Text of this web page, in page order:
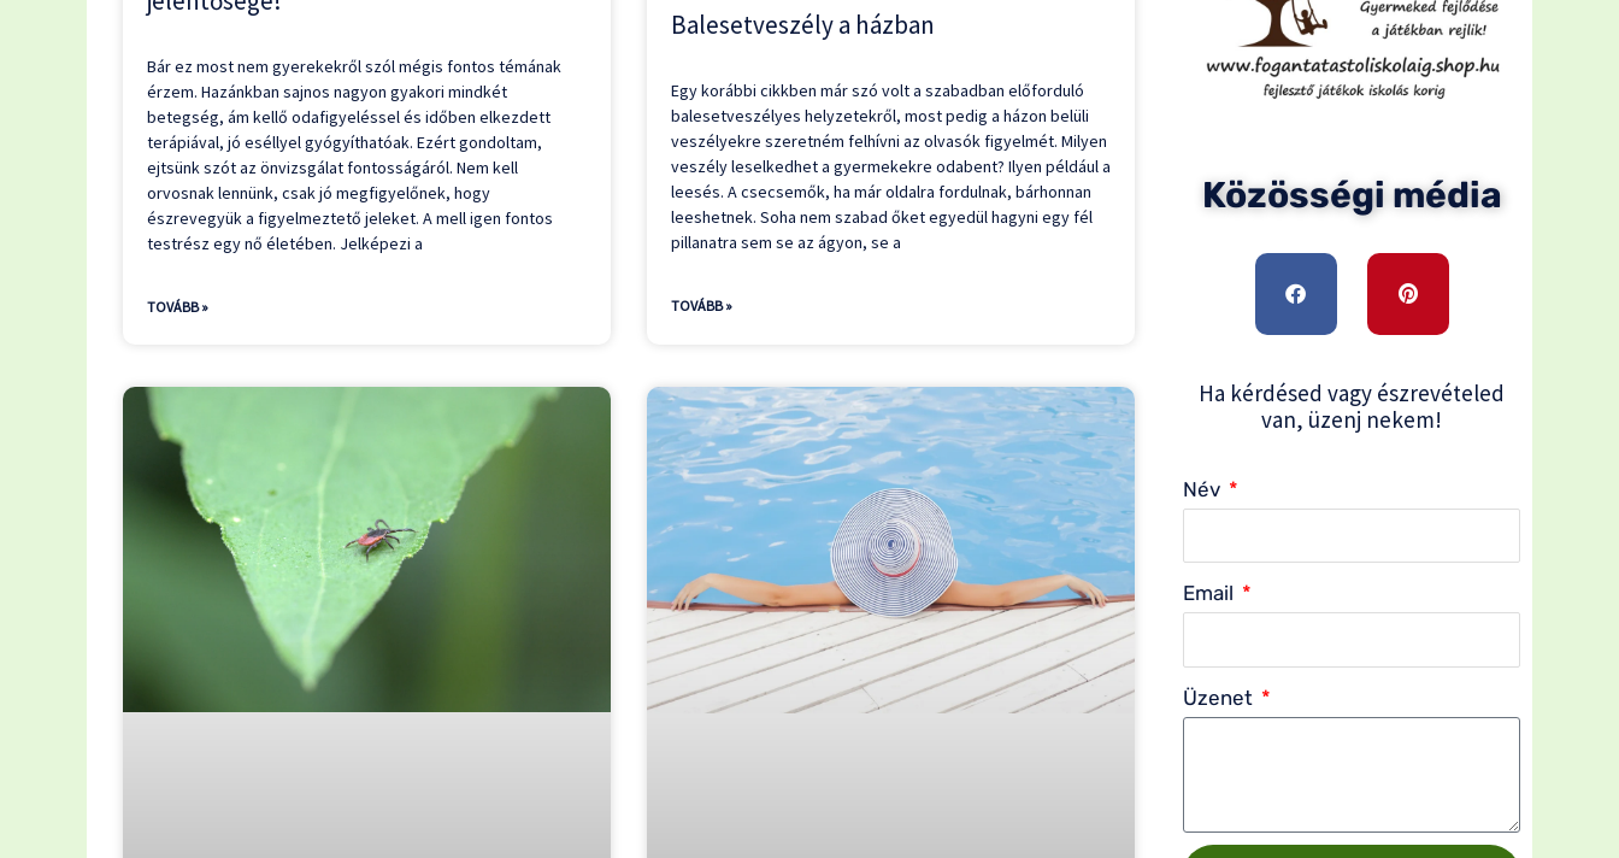
Bár ez most nem gyerekekről szól mégis fontos témának
érzem. Hazánkban sajnos nagyon gyakori mindkét
betegség, ám kellő odafigyeléssel és időben elkezdett
terápiával, jó eséllyel gyógyíthatóak. Ezért gondoltam,
ejtsünk szót az önvizsgálat fontosságáról. Nem kell
orvosnak lennünk, csak jó megfigyelőnek, hogy
észrevegyük a figyelmeztető jeleket. A mell igen fontos
testrész egy nő életében. Jelképezi a
TOVÁBB »
Balesetveszély a házban
Egy korábbi cikkben már szó volt a szabadban előforduló
balesetveszélyes helyzetekről, most pedig a házon belüli
veszélyekre szeretném felhívni az olvasók figyelmét. Milyen
veszély leselkedhet a gyermekekre odabent? Ilyen például a
leesés. A csecsemők, ha már oldalra fordulnak, bárhonnan
leeshetnek. Soha nem szabad őket egyedül hagyni egy fél
pillanatra sem se az ágyon, se a
TOVÁBB »
Közösségi média
F
c
b
k
P
n
e
s
t
Ha kérdésed vagy észrevételed
van, üzenj nekem!
Név
Email
Üzenet